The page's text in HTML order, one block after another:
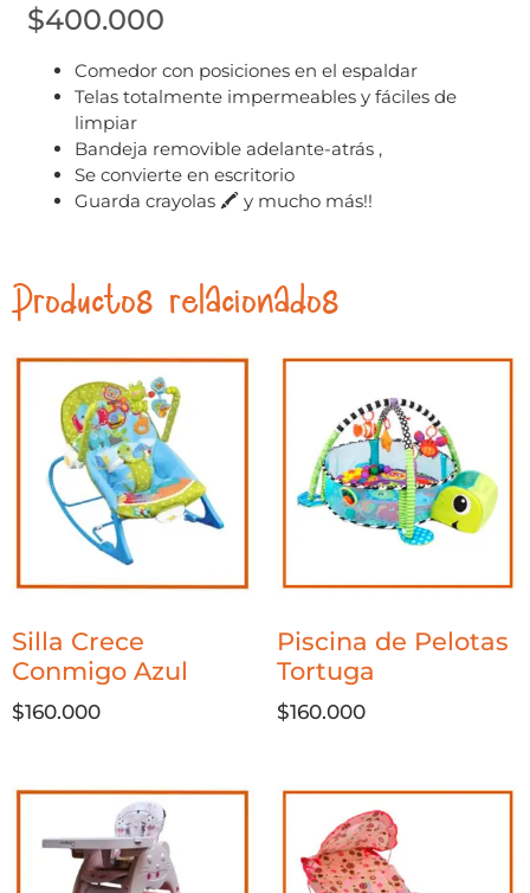
$400.000
Comedor con posiciones en el espaldar
Telas totalmente impermeables y fáciles de
limpiar
Bandeja removible adelante-atrás ,
Se convierte en escritorio
Guarda crayolas 🖍 y mucho más!!
Productos relacionados
Silla Crece
Conmigo Azul
$160.000
Piscina de Pelotas
Tortuga
$160.000